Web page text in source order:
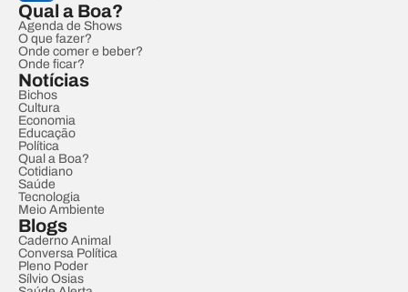
Qual a Boa?
Agenda de Shows
O que fazer?
Onde comer e beber?
Onde ficar?
Notícias
Bichos
Cultura
Economia
Educação
Política
Qual a Boa?
Cotidiano
Saúde
Tecnologia
Meio Ambiente
Blogs
Caderno Animal
Conversa Política
Pleno Poder
Sílvio Osias